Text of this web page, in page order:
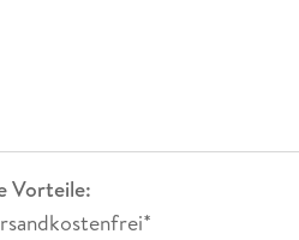
Vorteile: